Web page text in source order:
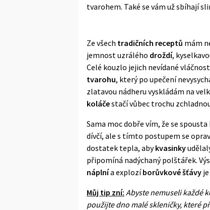
tvarohem. Také se vám už sbíhají
Ze všech tradičních receptů mám
jemnost uzrálého droždí,
Celé kouzlo jejich nevídané
tvarohu, který po upečení
zlatavou nádheru vyskládám na
koláčestačí vůbec trochu
Sama moc dobře vím, že se
dívčí, ale s tímto postupem se
dostatek tepla, abykvasinky
připomíná nadýchaný polštářek.
náplnía explozíborůvkové šťávy
Můj tip zní: Abyste nemuseli každé
použijte dno malé skleničky, které